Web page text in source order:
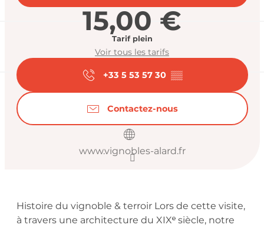
15,00 €
Tarif plein
Voir tous les tarifs
+33 5 53 57 30 ▒▒
Contactez-nous
www.vignobles-alard.fr
Description
Histoire du vignoble & terroir Lors de cette visite,
à travers une architecture du XIXᵉ siècle, notre